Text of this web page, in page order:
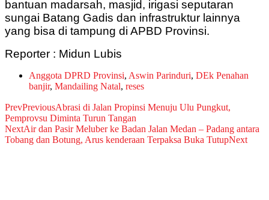
bantuan madarsah, masjid, irigasi seputaran
sungai Batang Gadis dan infrastruktur lainnya
yang bisa di tampung di APBD Provinsi.
Reporter : Midun Lubis
Anggota DPRD Provinsi, Aswin Parinduri, DEk Penahan
banjir, Mandailing Natal, reses
PrevPreviousAbrasi di Jalan Propinsi Menuju Ulu Pungkut,
Pemprovsu Diminta Turun Tangan
NextAir dan Pasir Meluber ke Badan Jalan Medan – Padang antara
Tobang dan Botung, Arus kenderaan Terpaksa Buka TutupNext